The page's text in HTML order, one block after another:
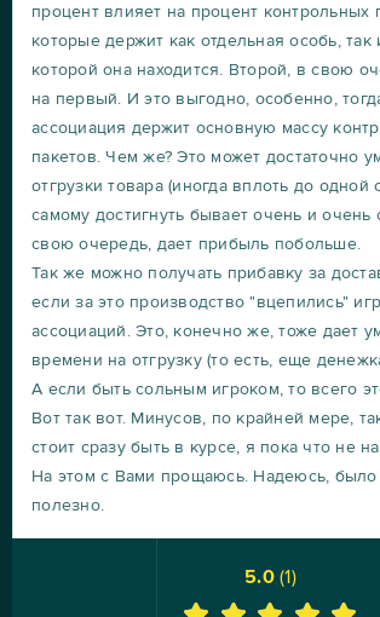
процент влияет на процент контрольных
которые держит как отдельная особь, так
которой она находится. Второй, в свою
на первый. И это выгодно, особенно,
ассоциация держит основную массу
пакетов. Чем же? Это может достаточно
отгрузки товара (иногда вплоть до одной
самому достигнуть бывает очень и очень
свою очередь, дает прибыль побольше.
Так же можно получать прибавку за
если за это производство "вцепились"
ассоциаций. Это, конечно же, тоже дает
времени на отгрузку (то есть, еще
А если быть сольным игроком, то всего
Вот так вот. Минусов, по крайней мере,
стоит сразу быть в курсе, я пока что не
На этом с Вами прощаюсь. Надеюсь, было
полезно.
5.0(1)